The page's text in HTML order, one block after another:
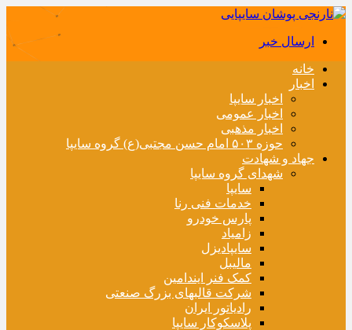
ارسال خبر
خانه
اخبار
اخبار سایپا
اخبار عمومی
اخبار مذهبی
حوزه ۵۰۳ امام حسن مجتبی(ع) گروه سایپا
جهاد و شهادت
شهدای گروه سایپا
سایپا
خدمات فنی رنا
پارس خودرو
زامیاد
سایپادیزل
مالیبل
کمک فنر ایندامین
شرکت قالبهای بزرگ صنعتی
رادیاتور ایران
پلاسکوکار سایپا